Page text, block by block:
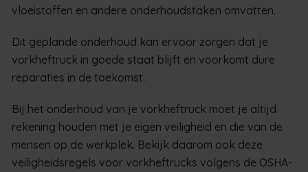
vloeistoffen en andere onderhoudstaken omvatten.
Dit geplande onderhoud kan ervoor zorgen dat je
vorkheftruck in goede staat blijft en voorkomt dure
reparaties in de toekomst.
Bij het onderhoud van je vorkheftruck moet je altijd
rekening houden met je eigen veiligheid en die van de
mensen op de werkplek. Bekijk daarom ook deze
veiligheidsregels voor vorkheftrucks volgens de OSHA-